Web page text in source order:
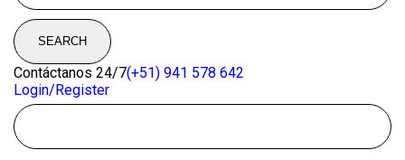
Contáctanos 24/7(+51) 941 578 642
Login/Register